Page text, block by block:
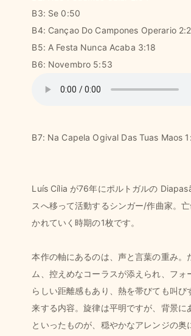
B3: Se 0:50
B4: Cançao Do Campones Operario
B5: A Festa Nunca Acaba 3:18
B6: Novembro 5:53
B7: Na Capela Ogival Das Tuas Maos
Luís Cília が76年にポルトガルの
スへ移って活動するシンガー/作曲家。
かれていく時期の1枚です。
本作の軸にあるのは、声と言葉の重み
ム、控えめなコーラスが添えられ、フ
らしい距離感もあり、熱を帯びても叫
来する内容。旋律は平明ですが、背景
といったものが、穏やかなアレンジの奥